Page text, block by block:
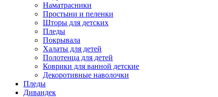
Наматрасники
Простыни и пеленки
Шторы для детских
Пледы
Покрывала
Халаты для детей
Полотенца для детей
Коврики для ванной детские
Декоротивные наволочки
Пледы
Дивандек